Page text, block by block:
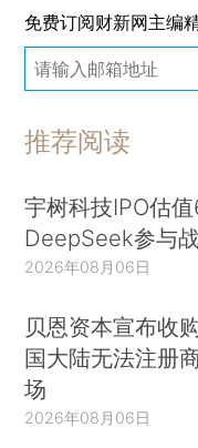
免费订阅财新网主编
推荐阅读
宇树科技IPO估
DeepSeek参与
2026年08月06日
贝恩资本宣布收
国大陆无法注册
场
2026年08月06日